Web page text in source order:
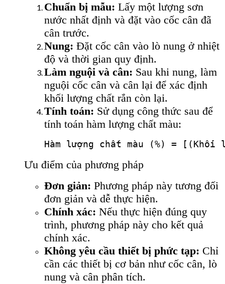
Chuẩn bị mẫu: Lấy một lượng sơn
nước nhất định và đặt vào cốc cân đã
cân trước.
Nung: Đặt cốc cân vào lò nung ở nhiệt
độ và thời gian quy định.
Làm nguội và cân: Sau khi nung, làm
nguội cốc cân và cân lại để xác định
khối lượng chất rắn còn lại.
Tính toán: Sử dụng công thức sau để
tính toán hàm lượng chất màu:
Ưu điểm của phương pháp
Đơn giản: Phương pháp này tương đối
đơn giản và dễ thực hiện.
Chính xác: Nếu thực hiện đúng quy
trình, phương pháp này cho kết quả
chính xác.
Không yêu cầu thiết bị phức tạp: Chỉ
cần các thiết bị cơ bản như cốc cân, lò
nung và cân phân tích.